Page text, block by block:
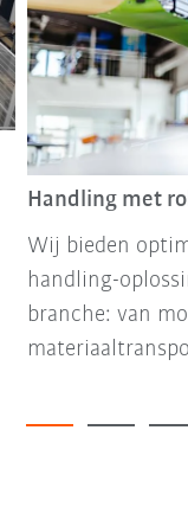
Handling met
Wij bieden
handling-
branche: van